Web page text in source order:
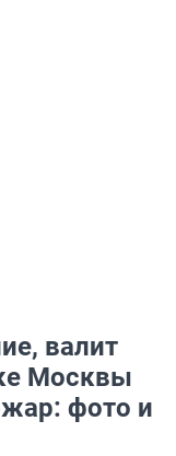
валит
Москвы
фото и